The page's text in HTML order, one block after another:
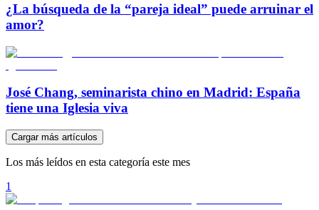
¿La búsqueda de la “pareja ideal” puede arruinar el
amor?
José Chang, seminarista chino en Madrid: España
tiene una Iglesia viva
Cargar más artículos
Los más leídos en esta categoría este mes
1